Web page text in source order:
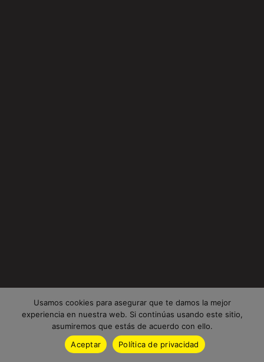
Usamos cookies para asegurar que te damos la mejor
experiencia en nuestra web. Si continúas usando este sitio,
asumiremos que estás de acuerdo con ello.
Aceptar
Política de privacidad